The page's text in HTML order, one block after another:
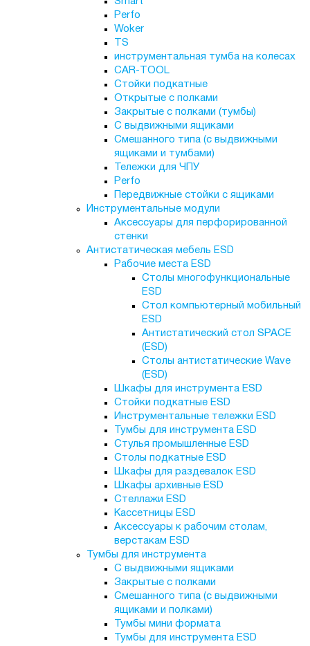
Perfo
Woker
TS
инструментальная тумба на колесах
CAR-TOOL
Стойки подкатные
Открытые с полками
Закрытые с полками (тумбы)
С выдвижными ящиками
Смешанного типа (с выдвижными
ящиками и тумбами)
Тележки для ЧПУ
Perfo
Передвижные стойки с ящиками
Инструментальные модули
Аксессуары для перфорированной
стенки
Антистатическая мебель ESD
Рабочие места ESD
Столы многофункциональные
ESD
Стол компьютерный мобильный
ESD
Антистатический стол SPACE
(ESD)
Столы антистатические Wave
(ESD)
Шкафы для инструмента ESD
Стойки подкатные ESD
Инструментальные тележки ESD
Тумбы для инструмента ESD
Стулья промышленные ESD
Столы подкатные ESD
Шкафы для раздевалок ESD
Шкафы архивные ESD
Стеллажи ESD
Кассетницы ESD
Аксессуары к рабочим столам,
верстакам ESD
Тумбы для инструмента
С выдвижными ящиками
Закрытые с полками
Смешанного типа (с выдвижными
ящиками и полками)
Тумбы мини формата
Тумбы для инструмента ESD